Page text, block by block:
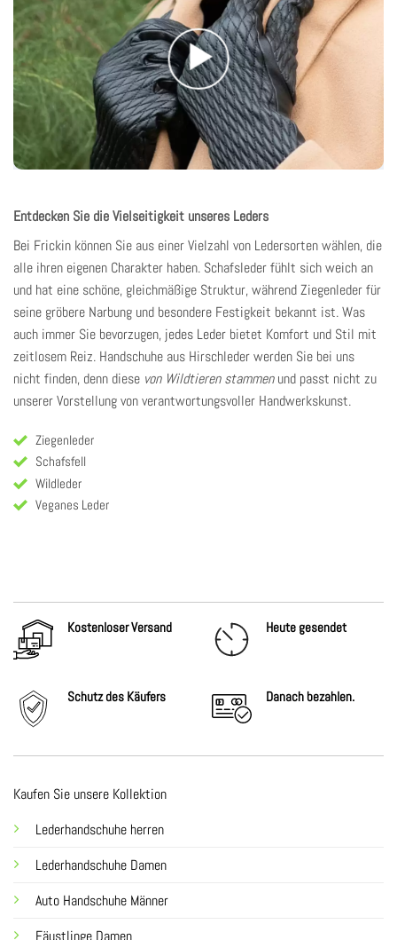
Entdecken Sie die Vielseitigkeit unseres Leders
Bei Frickin können Sie aus einer Vielzahl von Ledersorten wählen, die
alle ihren eigenen Charakter haben. Schafsleder fühlt sich weich an
und hat eine schöne, gleichmäßige Struktur, während Ziegenleder für
seine gröbere Narbung und besondere Festigkeit bekannt ist. Was
auch immer Sie bevorzugen, jedes Leder bietet Komfort und Stil mit
zeitlosem Reiz. Handschuhe aus Hirschleder werden Sie bei uns
nicht finden, denn diese von Wildtieren stammenund passt nicht zu
unserer Vorstellung von verantwortungsvoller Handwerkskunst.
Ziegenleder
Schafsfell
Wildleder
Veganes Leder
Kostenloser Versand Heute gesendet
Schutz des Käufers Danachbezahlen.
Kaufen Sie unsere Kollektion
Lederhandschuhe herren
Lederhandschuhe Damen
Auto Handschuhe Männer